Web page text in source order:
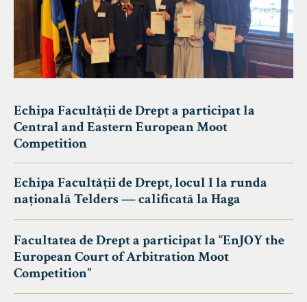
Echipa Facultății de Drept a participat la
Central and Eastern European Moot
Competition
Echipa Facultății de Drept, locul I la runda
națională Telders — calificată la Haga
Facultatea de Drept a participat la “EnJOY the
European Court of Arbitration Moot
Competition”